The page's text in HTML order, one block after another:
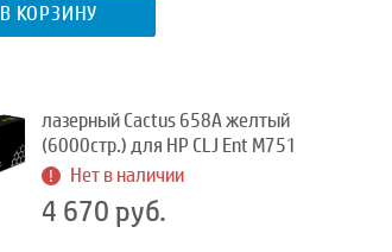
В КОРЗИНУ
лазерный Cactus 658A желтый
(6000стр.) для HP CLJ Ent M751
Нет в наличии
4 670 руб.